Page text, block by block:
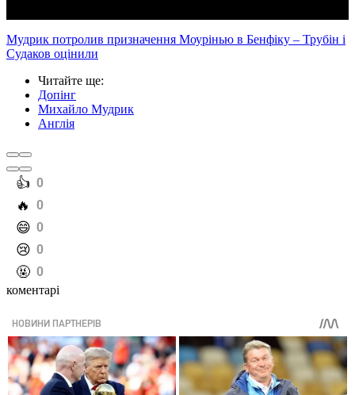
Мудрик потролив призначення Моурінью в Бенфіку – Трубін і
Судаков оцінили
Читайте ще:
Допінг
Михайло Мудрик
Англія
️👍 0
️🔥 0
️😄 0
️😢 0
️🤬 0
коментарі